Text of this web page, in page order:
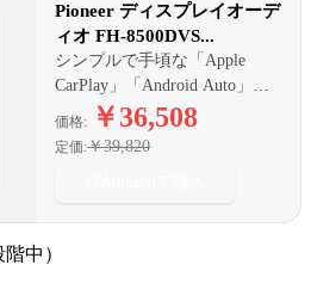
Pioneer ディスプレイオーデ
ィオ FH-8500DVS...
シンプルで手頃な「Apple
CarPlay」「Android Auto」対
応ディスプレイオーディオの
エントリーモデル
価格: ￥36,508
定価:￥39,820
中）